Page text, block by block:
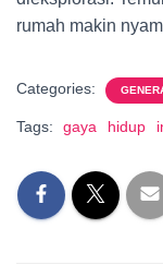
rumah makin
Categories:
Tags: gaya hidup